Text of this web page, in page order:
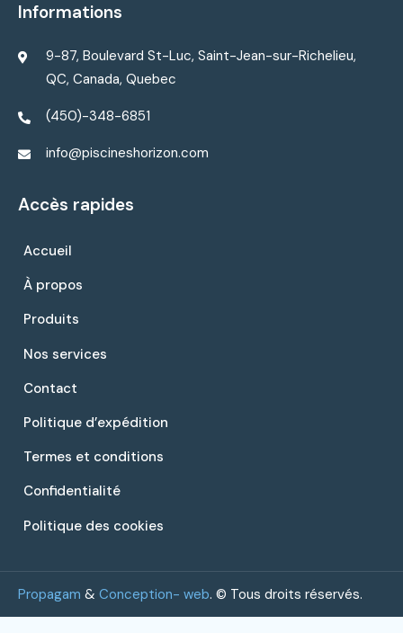
Informations
9-87, Boulevard St-Luc, Saint-Jean-sur-Richelieu,
QC, Canada, Quebec
(450)-348-6851
info@piscineshorizon.com
Accès rapides
Accueil
À propos
Produits
Nos services
Contact
Politique d’expédition
Termes et conditions
Confidentialité
Politique des cookies
Propagam & Conception- web. © Tous droits réservés.